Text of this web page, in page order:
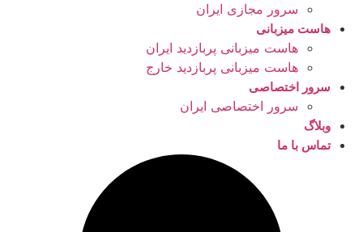
سرور مجازی ایران
هاست میزبانی
هاست میزبانی پربازدید ایران
هاست میزبانی پربازدید خارج
سرور اختصاصی
سرور اختصاصی ایران
وبلاگ
تماس با ما